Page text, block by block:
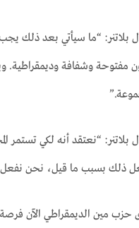
بلاتنر: “ما سيأتي بعد ذلك
مفتوحة وشفافة
بلاتنر: “نعتقد أنه لكي تستمر
ذلك بسبب ما قيل، نحن نفعل
حزب مين الديمقراطي الآن فرصة